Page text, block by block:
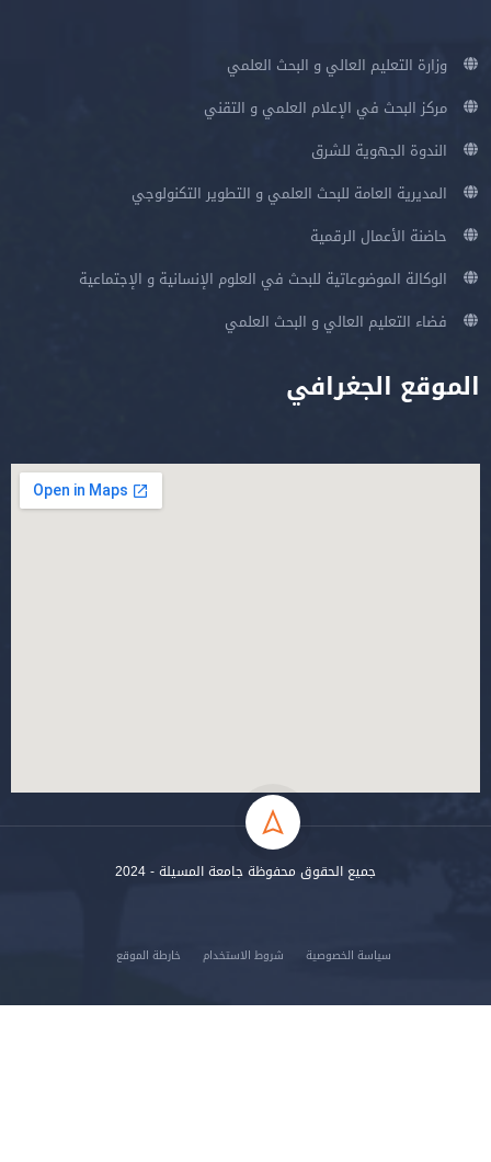
وزارة التعليم العالي و البحث العلمي
مركز البحث في الإعلام العلمي و التقني
الندوة الجهوية للشرق
المديرية العامة للبحث العلمي و التطوير التكنولوجي
حاضنة الأعمال الرقمية
الوكالة الموضوعاتية للبحث في العلوم الإنسانية و الإجتماعية
فضاء التعليم العالي و البحث العلمي
الموقع الجغرافي
جميع الحقوق محفوظة جامعة المسيلة - 2024
سياسة الخصوصية شروط الاستخدام خارطة الموقع